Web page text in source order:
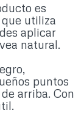
es
utiliza
aplicar
natural.
puntos
arriba. Con